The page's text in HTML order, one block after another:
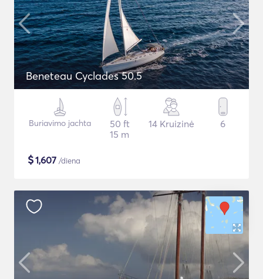
Beneteau Cyclades 50.5
Buriavimo jachta
50 ft
15 m
14 Kruizinė 6
$1,607 /diena